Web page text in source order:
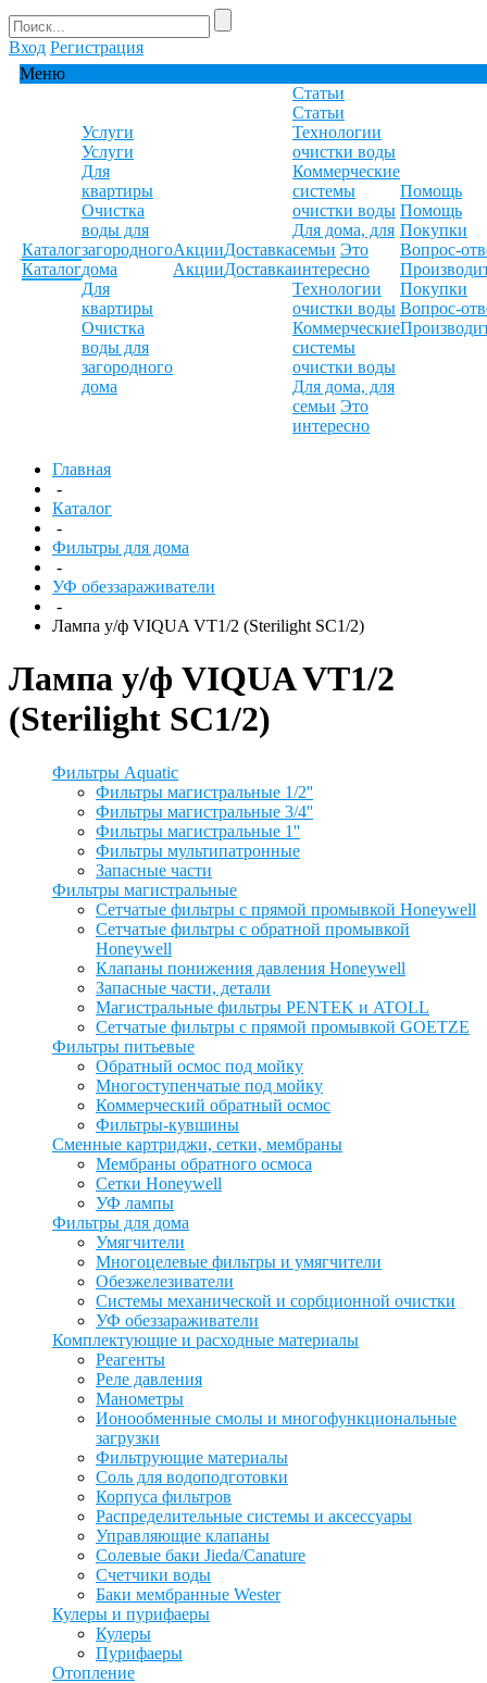
Вход Регистрация
Меню
Каталог
Каталог
Услуги
Услуги
Для
квартиры
Очистка
воды для
загородного
дома
Для
квартиры
Очистка
воды для
загородного
дома
Акции
Акции
Доставка
Доставка
Статьи
Статьи
Технологии
очистки воды
Коммерческие
системы
очистки воды
Для дома, для
семьи Это
интересно
Технологии
очистки воды
Коммерческие
системы
очистки воды
Для дома, для
семьи Это
интересно
Помощь
Помощь
Покупки
Вопрос-
Покупки
Вопрос-
Главная
-
Каталог
-
Фильтры для дома
-
УФ обеззараживатели
-
Лампа у/ф VIQUA VT1/2 (Sterilight SC1/2)
Лампа у/ф VIQUA VT1/2
(Sterilight SC1/2)
Фильтры Aquatic
Фильтры магистральные 1/2''
Фильтры магистральные 3/4''
Фильтры магистральные 1''
Фильтры мультипатронные
Запасные части
Фильтры магистральные
Сетчатые фильтры с прямой промывкой Honeywell
Сетчатые фильтры с обратной промывкой
Honeywell
Клапаны понижения давления Honeywell
Запасные части, детали
Магистральные фильтры PENTEK и ATOLL
Сетчатые фильтры с прямой промывкой GOETZE
Фильтры питьевые
Обратный осмос под мойку
Многоступенчатые под мойку
Коммерческий обратный осмос
Фильтры-кувшины
Сменные картриджи, сетки, мембраны
Мембраны обратного осмоса
Сетки Honeywell
УФ лампы
Фильтры для дома
Умягчители
Многоцелевые фильтры и умягчители
Обезжелезиватели
Системы механической и сорбционной очистки
УФ обеззараживатели
Комплектующие и расходные материалы
Реагенты
Реле давления
Манометры
Ионообменные смолы и многофункциональные
загрузки
Фильтрующие материалы
Соль для водоподготовки
Корпуса фильтров
Распределительные системы и аксессуары
Управляющие клапаны
Солевые баки Jieda/Canature
Счетчики воды
Баки мембранные Wester
Кулеры и пурифаеры
Кулеры
Пурифаеры
Отопление